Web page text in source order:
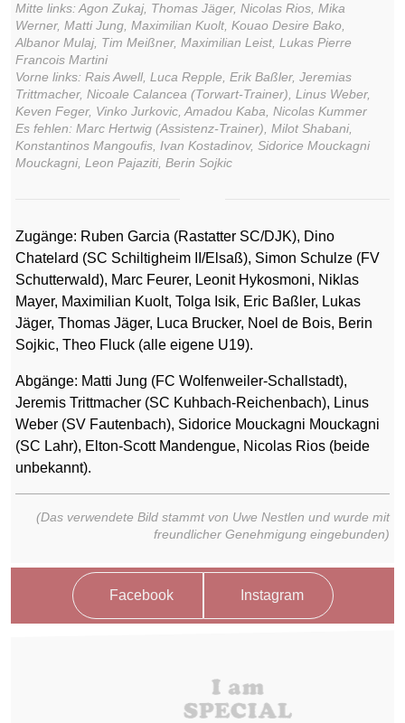
Mitte links: Agon Zukaj, Thomas Jäger, Nicolas Rios, Mika
Werner, Matti Jung, Maximilian Kuolt, Kouao Desire Bako,
Albanor Mulaj, Tim Meißner, Maximilian Leist, Lukas Pierre
Francois Martini
Vorne links: Rais Awell, Luca Repple, Erik Baßler, Jeremias
Trittmacher, Nicoale Calancea (Torwart-Trainer), Linus Weber,
Keven Feger, Vinko Jurkovic, Amadou Kaba, Nicolas Kummer
Es fehlen: Marc Hertwig (Assistenz-Trainer), Milot Shabani,
Konstantinos Mangoufis, Ivan Kostadinov, Sidorice Mouckagni
Mouckagni, Leon Pajaziti, Berin Sojkic
Zugänge: Ruben Garcia (Rastatter SC/DJK), Dino
Chatelard (SC Schiltigheim II/Elsaß), Simon Schulze (FV
Schutterwald), Marc Feurer, Leonit Hykosmoni, Niklas
Mayer, Maximilian Kuolt, Tolga Isik, Eric Baßler, Lukas
Jäger, Thomas Jäger, Luca Brucker, Noel de Bois, Berin
Sojkic, Theo Fluck (alle eigene U19).
Abgänge: Matti Jung (FC Wolfenweiler-Schallstadt),
Jeremis Trittmacher (SC Kuhbach-Reichenbach), Linus
Weber (SV Fautenbach), Sidorice Mouckagni Mouckagni
(SC Lahr), Elton-Scott Mandengue, Nicolas Rios (beide
unbekannt).
(Das verwendete Bild stammt von Uwe Nestlen und wurde mit
freundlicher Genehmigung eingebunden)
Facebook Instagram